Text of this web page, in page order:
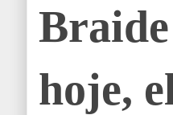
hoje,